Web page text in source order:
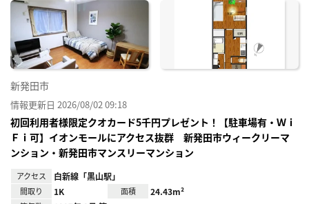
に入
新発田市
情報更新日 2026/08/02 09:18
初回利用者様限定クオカード5千円プレゼント！【駐車場有・Ｗｉ
Ｆｉ可】イオンモールにアクセス抜群 新発田市ウィークリーマ
ンション・新発田市マンスリーマンション
アクセス 白新線「黒山駅」
間取り 1K 面積 24.43m²